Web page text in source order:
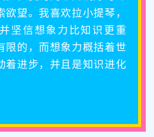
望。我喜欢拉小提琴，
坚信想象力比知识更重
限的，而想象力概括着世
着进步，并且是知识进化